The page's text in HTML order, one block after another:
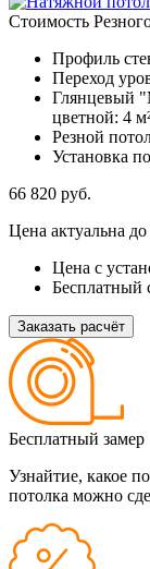
Стоимость
Профиль
Переход
Глянцевый
цветной: 4
Резной
Установка
66 820 руб.
Цена актуальна
Цена с
Бесплатный
Заказать расчёт
Бесплатный замер
Узнайтие, какое
потолка можно